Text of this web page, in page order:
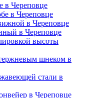
в Череповце
в Череповце
в Череповце
в Череповце
высоты
шнеком в
стали в
в Череповце